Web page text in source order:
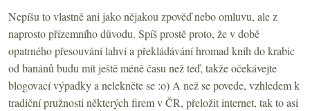
Nepíšu to vlastně ani jako nějakou zpověď nebo omluvu, ale z
naprosto přízemního důvodu. Spíš prostě proto, že v době
opatrného přesouvání lahví a překládávání hromad knih do krabic
od banánů budu mít ještě méně času než teď, takže očekávejte
blogovací výpadky a nelekněte se :o) A než se povede, vzhledem k
tradiční pružnosti některých firem v ČR, přeložit internet, tak to asi